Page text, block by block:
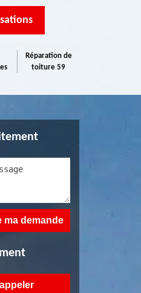
Réparation de
toiture 59